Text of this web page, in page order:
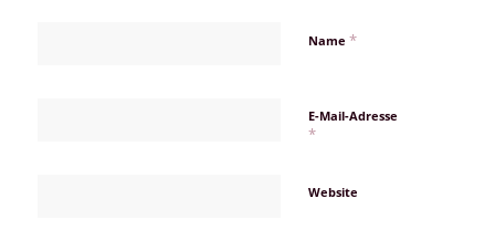
Name *
E-Mail-Adresse
*
Website